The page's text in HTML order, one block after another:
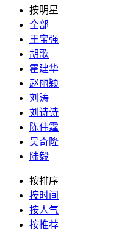
按明星
全部
王宝强
胡歌
霍建华
赵丽颖
刘涛
刘诗诗
陈伟霆
吴奇隆
陆毅
按排序
按时间
按人气
按推荐